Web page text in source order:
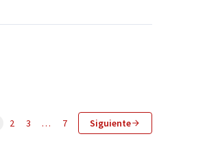
2 3 … 7 Siguiente